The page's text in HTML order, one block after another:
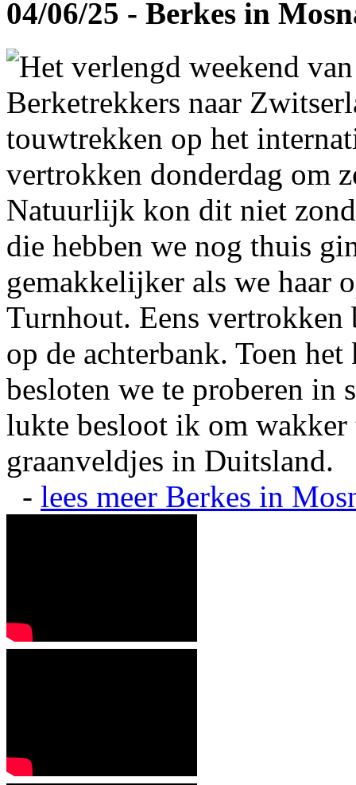
04/06/25 - Berkes in
Het verlengd weekend
Berketrekkers naar
touwtrekken op het
vertrokken donderdag om
Natuurlijk kon dit niet
die hebben we nog thuis
gemakkelijker als we haar
Turnhout. Eens vertrokken
op de achterbank. Toen
besloten we te proberen in
lukte besloot ik om
graanveldjes in Duitsland.
- lees meer Berkes in